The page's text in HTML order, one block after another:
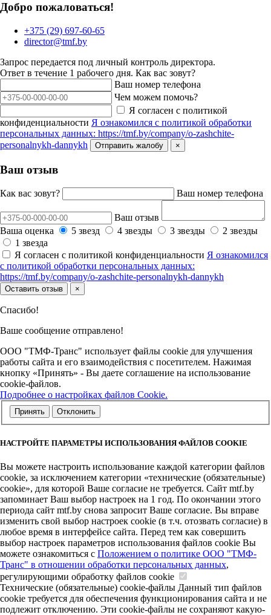
Добро пожаловаться!
+375 (29) 697-60-65
director@tmf.by
Запрос передается под личный контроль директора.
Ответ в течение 1 рабочего дня. Как вас зовут?
Ваш номер телефона
Чем можем помочь?
Я согласен с политикой
конфиденциальности Я ознакомился с политикой обработки
персональных данных: https://tmf.by/company/o-zashchite-
personalnykh-dannykh
Отправить жалобу ×
Ваш отзыв
Как вас зовут? Ваш номер телефона
Ваш отзыв
Ваша оценка
5 звезд 4 звезды 3 звезды
2 звезды
1 звезда
Я согласен с политикой конфиденциальности Я ознакомился
с политикой обработки персональных данных:
https://tmf.by/company/o-zashchite-personalnykh-dannykh
Оставить отзыв ×
Спасибо!
Ваше сообщение отправлено!
ООО "ТМФ-Транс" использует файлы cookie для улучшения
работы сайта и его взаимодействия с посетителем. Нажимая
кнопку «Принять» - Вы даете соглашение на использование
cookie-файлов.
Подробнее о настройках файлов Cookie.
Принять Отклонить
НАСТРОЙТЕ ПАРАМЕТРЫ ИСПОЛЬЗОВАНИЯ ФАЙЛОВ COOKIE
Вы можете настроить использование каждой категории файлов
cookie, за исключением категории «технические (обязательные)
cookie», для которой Ваше согласие не требуется. Сайт mtf.by
запоминает Ваш выбор настроек на 1 год. По окончании этого
периода сайт mtf.by снова запросит Ваше согласие. Вы вправе
изменить свой выбор настроек cookie (в т.ч. отозвать согласие) в
любое время в интерфейсе сайта. Перед тем как совершить
выбор настроек параметров использования файлов cookie Вы
можете ознакомиться с Положением о политике ООО "ТМФ-
Транс" в отношении обработки персональных данных,
регулирующими обработку файлов cookie
Технические (обязательные) cookie-файлы Данный тип файлов
cookie требуется для обеспечения функционирования сайта и не
подлежит отключению. Эти сookie-файлы не сохраняют какую-